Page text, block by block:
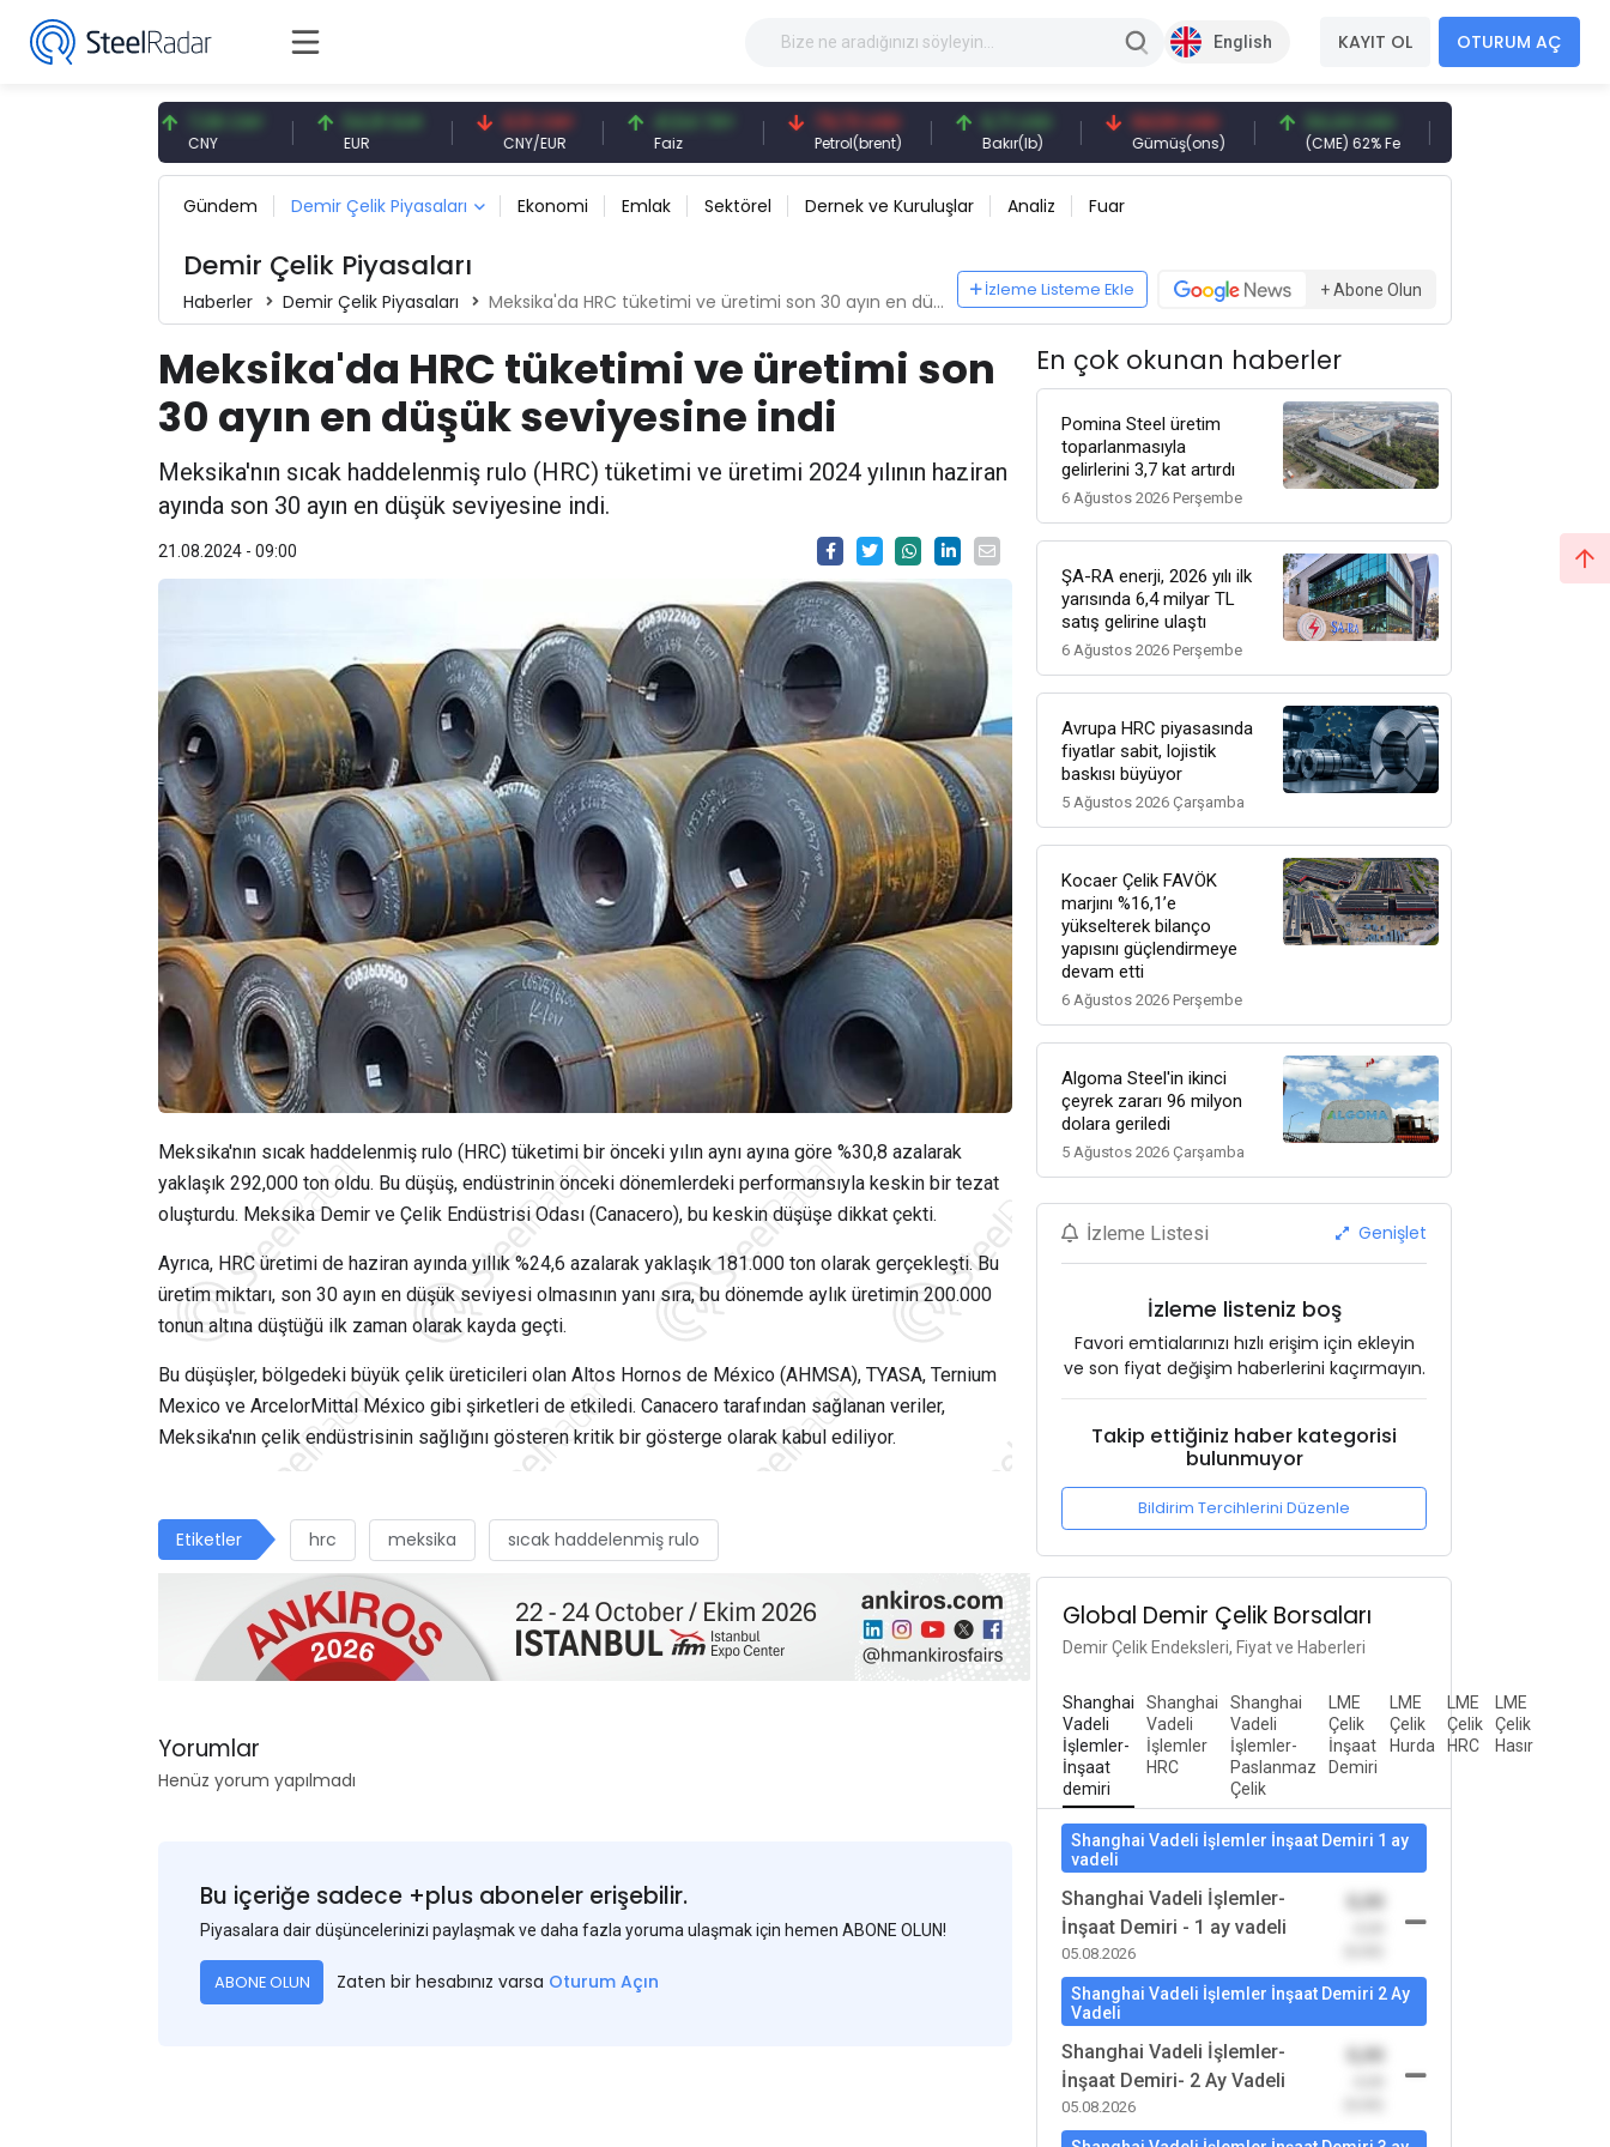
English KAYIT OL OTURUM AÇ
7,08 CNY 54,91 EUR
EUR
0,13 CNY
CNY/EUR
41,54 TRY
Faiz
79,73 USD
Petrol(brent)
6,71 USD
Bakır(lb)
94,50 USD
Gümüş(ons)
94,44 USD
(CME) 62% Fe
377,25 USD
Gemi Söküm
Gündem Demir Çelik Piyasaları Ekonomi Emlak Sektörel Dernek ve Kuruluşlar Analiz Fuar
Demir Çelik Piyasaları
Haberler Demir Çelik Piyasaları Meksika'da HRC tüketimi ve üretimi son 30 ayın en düşük seviyesine indi
İzleme Listeme Ekle + Abone Olun
Meksika'da HRC tüketimi ve üretimi son
30 ayın en düşük seviyesine indi
Meksika'nın sıcak haddelenmiş rulo (HRC) tüketimi ve üretimi 2024 yılının haziran
ayında son 30 ayın en düşük seviyesine indi.
21.08.2024 - 09:00
Meksika'nın sıcak haddelenmiş rulo (HRC) tüketimi bir önceki yılın aynı ayına göre %30,8 azalarak
yaklaşık 292,000 ton oldu. Bu düşüş, endüstrinin önceki dönemlerdeki performansıyla keskin bir tezat
oluşturdu. Meksika Demir ve Çelik Endüstrisi Odası (Canacero), bu keskin düşüşe dikkat çekti.
Ayrıca, HRC üretimi de haziran ayında yıllık %24,6 azalarak yaklaşık 181.000 ton olarak gerçekleşti. Bu
üretim miktarı, son 30 ayın en düşük seviyesi olmasının yanı sıra, bu dönemde aylık üretimin 200.000
tonun altına düştüğü ilk zaman olarak kayda geçti.
Bu düşüşler, bölgedeki büyük çelik üreticileri olan Altos Hornos de México (AHMSA), TYASA, Ternium
Mexico ve ArcelorMittal México gibi şirketleri de etkiledi. Canacero tarafından sağlanan veriler,
Meksika'nın çelik endüstrisinin sağlığını gösteren kritik bir gösterge olarak kabul ediliyor.
Etiketler hrc meksika sıcak haddelenmiş rulo
Yorumlar
Henüz yorum yapılmadı
Bu içeriğe sadece +plus aboneler erişebilir.
Piyasalara dair düşüncelerinizi paylaşmak ve daha fazla yoruma ulaşmak için hemen ABONE OLUN!
ABONE OLUN Zaten bir hesabınız varsa Oturum Açın
En çok okunan haberler
Pomina Steel üretim
toparlanmasıyla
gelirlerini 3,7 kat artırdı
6 Ağustos 2026 Perşembe
ŞA-RA enerji, 2026 yılı ilk
yarısında 6,4 milyar TL
satış gelirine ulaştı
6 Ağustos 2026 Perşembe
Avrupa HRC piyasasında
fiyatlar sabit, lojistik
baskısı büyüyor
5 Ağustos 2026 Çarşamba
Kocaer Çelik FAVÖK
marjını %16,1’e
yükselterek bilanço
yapısını güçlendirmeye
devam etti
6 Ağustos 2026 Perşembe
Algoma Steel'in ikinci
çeyrek zararı 96 milyon
dolara geriledi
5 Ağustos 2026 Çarşamba
İzleme Listesi Genişlet
İzleme listeniz boş
Favori emtialarınızı hızlı erişim için ekleyin
ve son fiyat değişim haberlerini kaçırmayın.
Takip ettiğiniz haber kategorisi
bulunmuyor
Bildirim Tercihlerini Düzenle
Global Demir Çelik Borsaları
Demir Çelik Endeksleri, Fiyat ve Haberleri
Shanghai
Vadeli
İşlemler-
İnşaat
demiri
Shanghai
Vadeli
İşlemler
HRC
Shanghai
Vadeli
İşlemler-
Paslanmaz
Çelik
LME
Çelik
İnşaat
Demiri
LME
Çelik
Hurda
LME
Çelik
HRC
LME
Çelik
Hasır
Shanghai Vadeli İşlemler İnşaat Demiri 1 ay
vadeli
Shanghai Vadeli İşlemler-
İnşaat Demiri - 1 ay vadeli
05.08.2026
0,00
Shanghai Vadeli İşlemler İnşaat Demiri 2 Ay
Vadeli
Shanghai Vadeli İşlemler-
İnşaat Demiri- 2 Ay Vadeli
05.08.2026
0,00